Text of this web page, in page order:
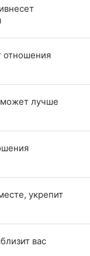
отношения
лучше
укрепит
вас